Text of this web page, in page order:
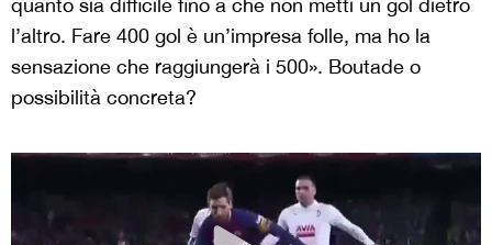
quanto sia difficile fino a che non metti un gol dietro
l’altro. Fare 400 gol è un’impresa folle, ma ho la
sensazione che raggiungerà i 500». Boutade o
possibilità concreta?